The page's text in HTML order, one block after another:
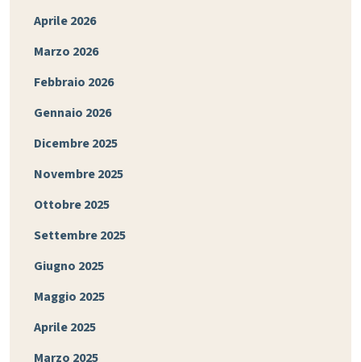
Aprile 2026
Marzo 2026
Febbraio 2026
Gennaio 2026
Dicembre 2025
Novembre 2025
Ottobre 2025
Settembre 2025
Giugno 2025
Maggio 2025
Aprile 2025
Marzo 2025